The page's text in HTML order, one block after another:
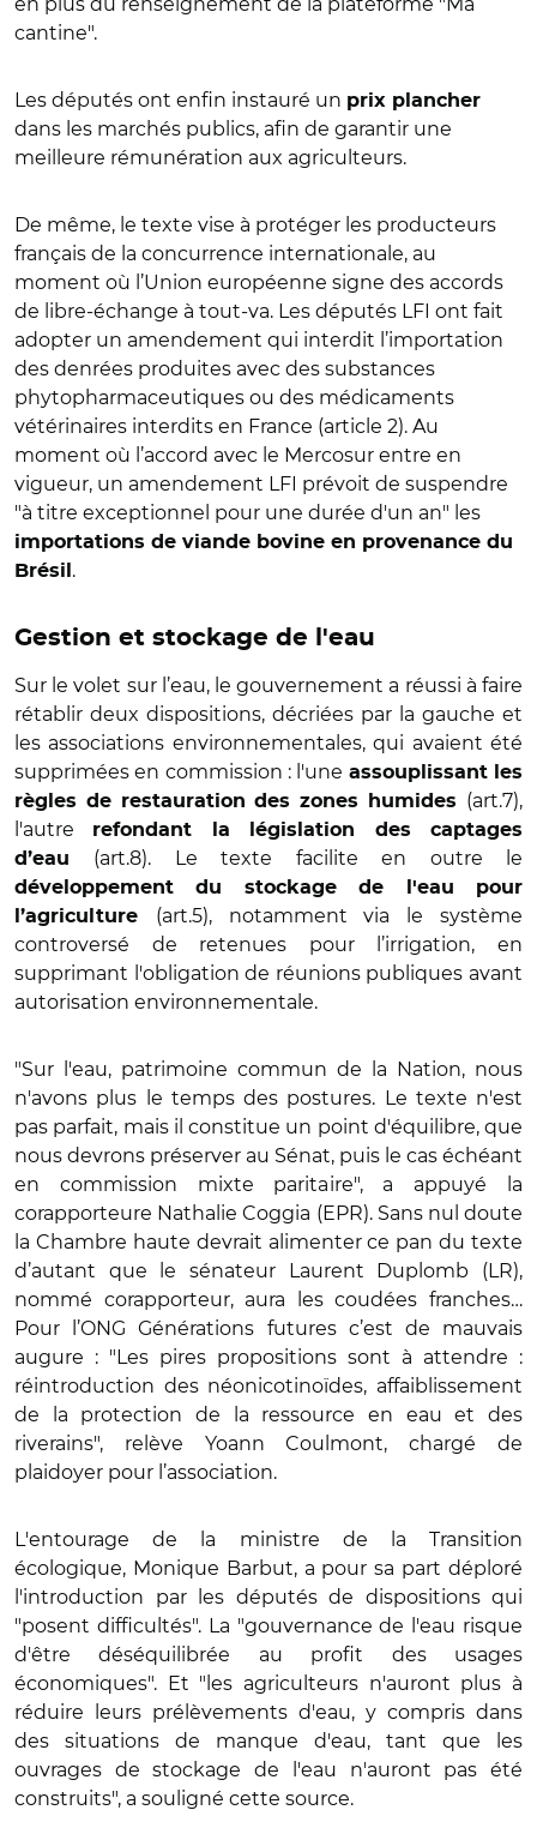
cantine".
Les députés ont enfin instauré un prix plancher
dans les marchés publics, afin de garantir une
meilleure rémunération aux agriculteurs.
De même, le texte vise à protéger les producteurs
français de la concurrence internationale, au
moment où l’Union européenne signe des accords
de libre-échange à tout-va. Les députés LFI ont fait
adopter un amendement qui interdit l’importation
des denrées produites avec des substances
phytopharmaceutiques ou des médicaments
vétérinaires interdits en France (article 2). Au
moment où l’accord avec le Mercosur entre en
vigueur, un amendement LFI prévoit de suspendre
"à titre exceptionnel pour une durée d'un an" les
importations de viande bovine en provenance du
Brésil .
Gestion et stockage de l'eau
Sur le volet sur l’eau, le gouvernement a réussi à faire
rétablir deux dispositions, décriées par la gauche et
les associations environnementales, qui avaient été
supprimées en commission : l'une assouplissant les
règles de restauration des zones humides (art.7),
l'autre
refondant la législation des captages
d’eau (art.8). Le texte facilite en outre le
développement du stockage de l'eau pour
l’agriculture (art.5), notamment via le système
controversé de retenues pour l’irrigation, en
supprimant l'obligation de réunions publiques avant
autorisation environnementale.
"Sur l'eau, patrimoine commun de la Nation, nous
n'avons plus le temps des postures. Le texte n'est
pas parfait, mais il constitue un point d'équilibre, que
nous devrons préserver au Sénat, puis le cas échéant
en commission mixte paritaire", a appuyé la
corapporteure Nathalie Coggia (EPR). Sans nul doute
la Chambre haute devrait alimenter ce pan du texte
d’autant que le sénateur Laurent Duplomb (LR),
nommé corapporteur, aura les coudées franches…
Pour l’ONG Générations futures c’est de mauvais
augure : "Les pires propositions sont à attendre :
réintroduction des néonicotinoïdes, affaiblissement
de la protection de la ressource en eau et des
riverains", relève Yoann Coulmont, chargé de
plaidoyer pour l’association.
L'entourage de la ministre de la Transition
écologique, Monique Barbut, a pour sa part déploré
l'introduction par les députés de dispositions qui
"posent difficultés". La "gouvernance de l'eau risque
d'être déséquilibrée au profit des usages
économiques". Et "les agriculteurs n'auront plus à
réduire leurs prélèvements d'eau, y compris dans
des situations de manque d'eau, tant que les
ouvrages de stockage de l'eau n'auront pas été
construits", a souligné cette source.